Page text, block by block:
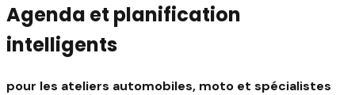
Agenda et planification
intelligents
pour les ateliers automobiles, moto et spécialistes